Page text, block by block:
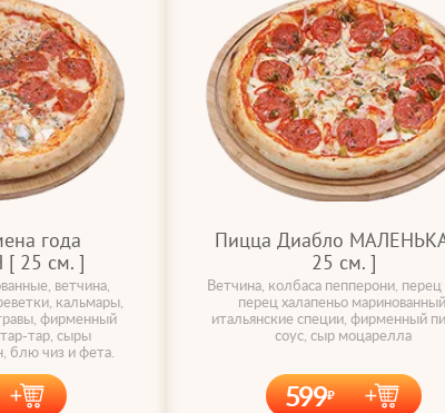
года
25 cм. ]
ветчина,
кальмары,
фирменный
тар, сыры
блю чиз и фета.
Пицца Диабло
25 cм. ]
Ветчина, колбаса пепперони, перец
перец халапеньо маринованный,
итальянские специи, фирменный
соус, сыр моцарелла
599